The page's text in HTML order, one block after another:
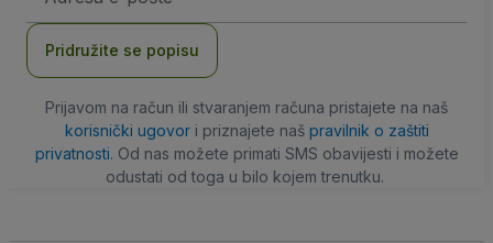
Pridružite se popisu
Prijavom na račun ili stvaranjem računa pristajete na naš
korisnički ugovori priznajete naš pravilnik o zaštiti
privatnosti. Od nas možete primati SMS obavijesti i možete
odustati od toga u bilo kojem trenutku.